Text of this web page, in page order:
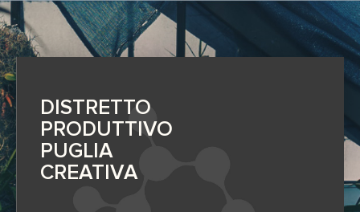
DISTRETTO
PRODUTTIVO
PUGLIA
CREATIVA